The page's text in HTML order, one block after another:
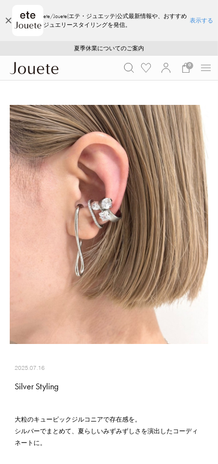
ete/Jouete(エテ・ジュエッテ)公式最新情報や、おすすめ
ジュエリースタイリングを発信。
表示する
採用のご案内
ご注文いただいたお品物のお届け状況について
夏季休業についてのご案内
WEB LIMITED ITEMS >>
採用のご案内
ご注文いただいたお品物のお届け状況について
0
2025.07.16
Silver Styling
大粒のキュービックジルコニアで存在感を。
シルバーでまとめて、夏らしいみずみずしさを演出したコーディ
ネートに。